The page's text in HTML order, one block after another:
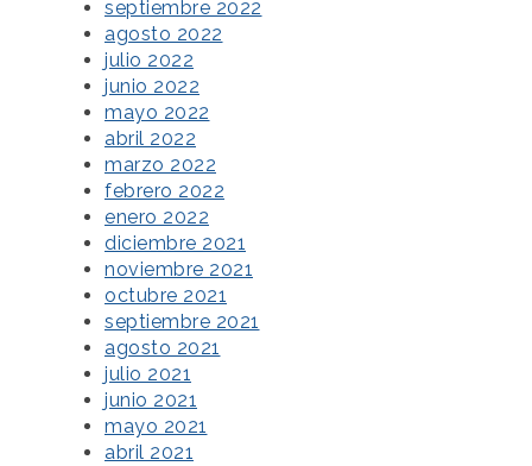
septiembre 2022
agosto 2022
julio 2022
junio 2022
mayo 2022
abril 2022
marzo 2022
febrero 2022
enero 2022
diciembre 2021
noviembre 2021
octubre 2021
septiembre 2021
agosto 2021
julio 2021
junio 2021
mayo 2021
abril 2021